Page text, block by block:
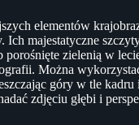
elementów
Ich majestatyczne
porośnięte zielenią w
Można
góry w tle kadru
zdjęciu głębi i